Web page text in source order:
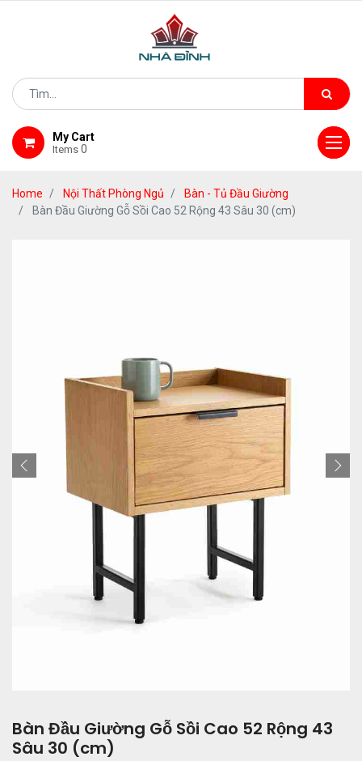
My Cart
Items 0
Home Nội Thất Phòng Ngủ
Bàn - Tủ Đầu Giường
Bàn Đầu Giường Gỗ Sồi Cao 52 Rộng 43 Sâu 30 (cm)
Bàn Đầu Giường Gỗ Sồi Cao 52 Rộng 43
Sâu 30 (cm)